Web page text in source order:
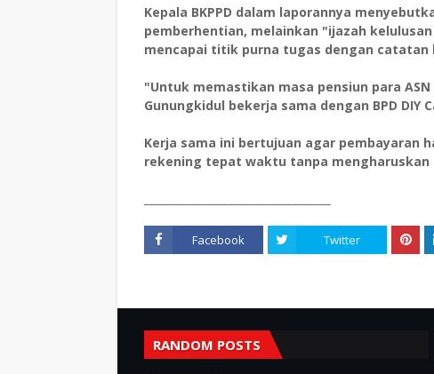
‎Kepala BKPPD dalam laporannya
pemberhentian, melainkan "ijazah
mencapai titik purna tugas dengan catatan
‎"Untuk memastikan masa pensiun para
Gunungkidul bekerja sama dengan BPD DIY
‎Kerja sama ini bertujuan agar pembayaran
rekening tepat waktu tanpa
Facebook Twitter
RANDOM POSTS